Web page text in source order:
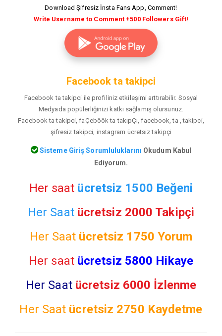
Download Şifresiz İnsta Fans App, Comment!
Write Username to Comment +500 Followers Gift!
Facebook ta takipci
Facebook ta takipci ile profiliniz etkileşimi arttırabilir. Sosyal
Medyada popülerliğinizi katkı sağlamış olursunuz.
Facebook ta takipci, faÇeböök ta takıpÇı, facebook, ta , takipci,
şifresiz takipci, instagram ücretsiz takipçi
Sisteme Giriş Sorumluluklarını Okudum Kabul
Ediyorum.
Her saat ücretsiz 1500 Beğeni
Her Saat ücretsiz 2000 Takipçi
Her Saat ücretsiz 1750 Yorum
Her saat ücretsiz 5800 Hikaye
Her Saat ücretsiz 6000 İzlenme
Her Saat ücretsiz 2750 Kaydetme